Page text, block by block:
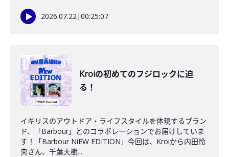
2026.07.22|00:25:07
Kroiの初めてのフジロックに迫
る！
イギリスのアウトドア・ライフスタイルを体現するブラン
ド、「Barbour」とのコラボレーションでお届けしていま
す！「Barbour NiEW EDITION」今回は、Kroiから内田怜
央さん、千葉大樹...